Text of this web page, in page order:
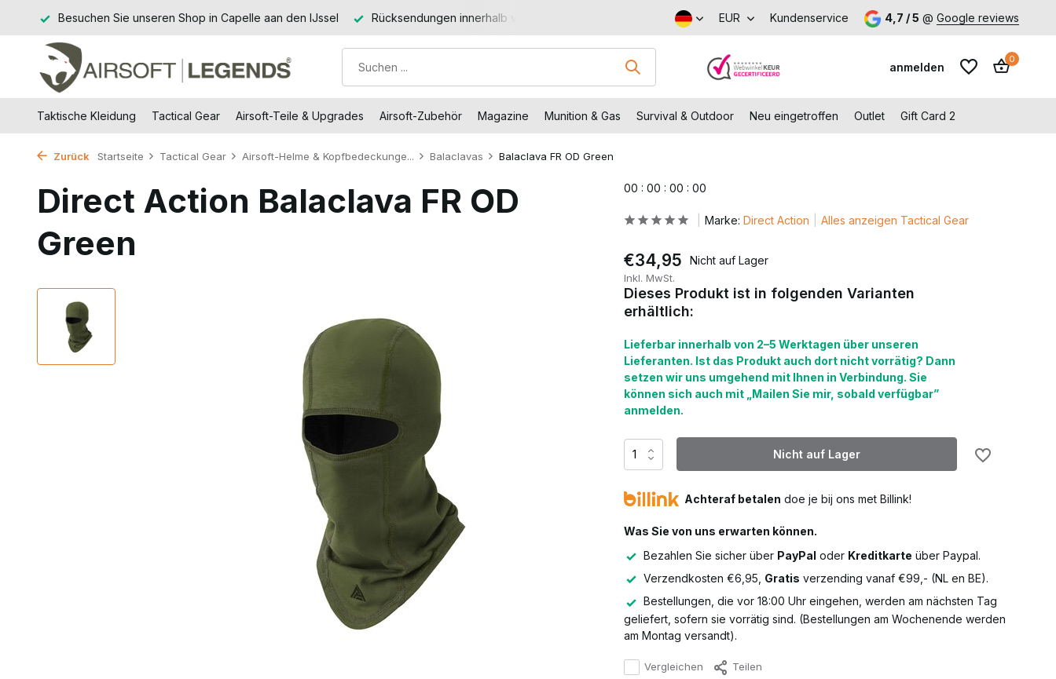
Rücksendungen innerhalb von 14 Arbeitstagen Kostenloser Versand ab 150 € (DE) Besuchen Sie unseren Shop in Capelle aan den IJssel
EUR Kundenservice 4,7 / 5 @ Google reviews
anmelden
Benutzerkonto
Benutzerkonto
0
Taktische Kleidung Tactical Gear Airsoft-Teile & Upgrades Airsoft-Zubehör Magazine Munition & Gas Survival & Outdoor Neu eingetroffen Outlet Gift Card 2
Zurück Startseite Tactical Gear Airsoft-Helme & Kopfbedeckunge... Balaclavas Balaclava FR OD Green
Direct Action Balaclava FR OD
Green
00 : 00 : 00 : 00
Marke: Direct Action Alles anzeigen Tactical Gear
€34,95 Nicht auf Lager
Inkl. MwSt.
Dieses Produkt ist in folgenden Varianten
erhältlich:
Lieferbar innerhalb von 2–5 Werktagen über unseren
Lieferanten. Ist das Produkt auch dort nicht vorrätig? Dann
setzen wir uns umgehend mit Ihnen in Verbindung. Sie
können sich auch mit „Mailen Sie mir, sobald verfügbar”
anmelden.
Nicht auf Lager
Achteraf betalen doe je bij ons met Billink!
Was Sie von uns erwarten können.
Bezahlen Sie sicher über PayPal oder Kreditkarte über Paypal.
Verzendkosten €6,95, Gratis verzending vanaf €99,- (NL en BE).
Bestellungen, die vor 18:00 Uhr eingehen, werden am nächsten Tag
geliefert, sofern sie vorrätig sind. (Bestellungen am Wochenende werden
am Montag versandt).
Vergleichen Teilen